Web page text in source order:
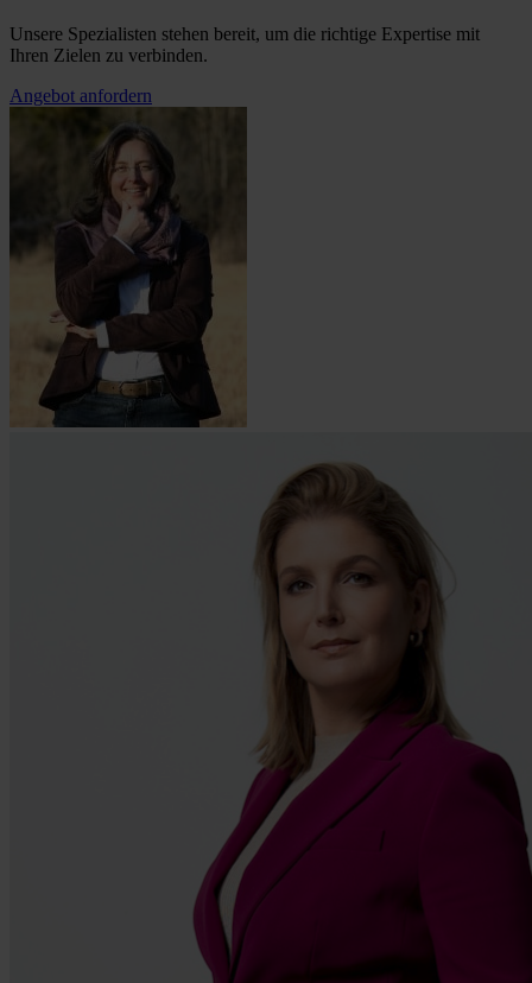
Unsere Spezialisten stehen bereit, um die richtige Expertise mit
Ihren Zielen zu verbinden.
Angebot anfordern